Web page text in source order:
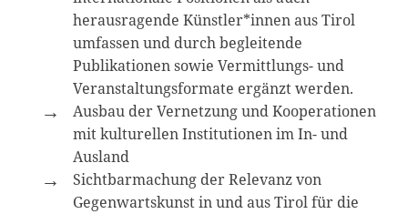
herausragende Künstler*innen aus Tirol
umfassen und durch begleitende
Publikationen sowie Vermittlungs- und
Veranstaltungsformate ergänzt werden.
Ausbau der Vernetzung und Kooperationen
mit kulturellen Institutionen im In- und
Ausland
Sichtbarmachung der Relevanz von
Gegenwartskunst in und aus Tirol für die